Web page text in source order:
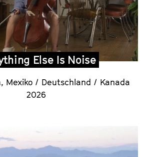
Else Is Noise
Mexiko / Deutschland / Kanada
2026